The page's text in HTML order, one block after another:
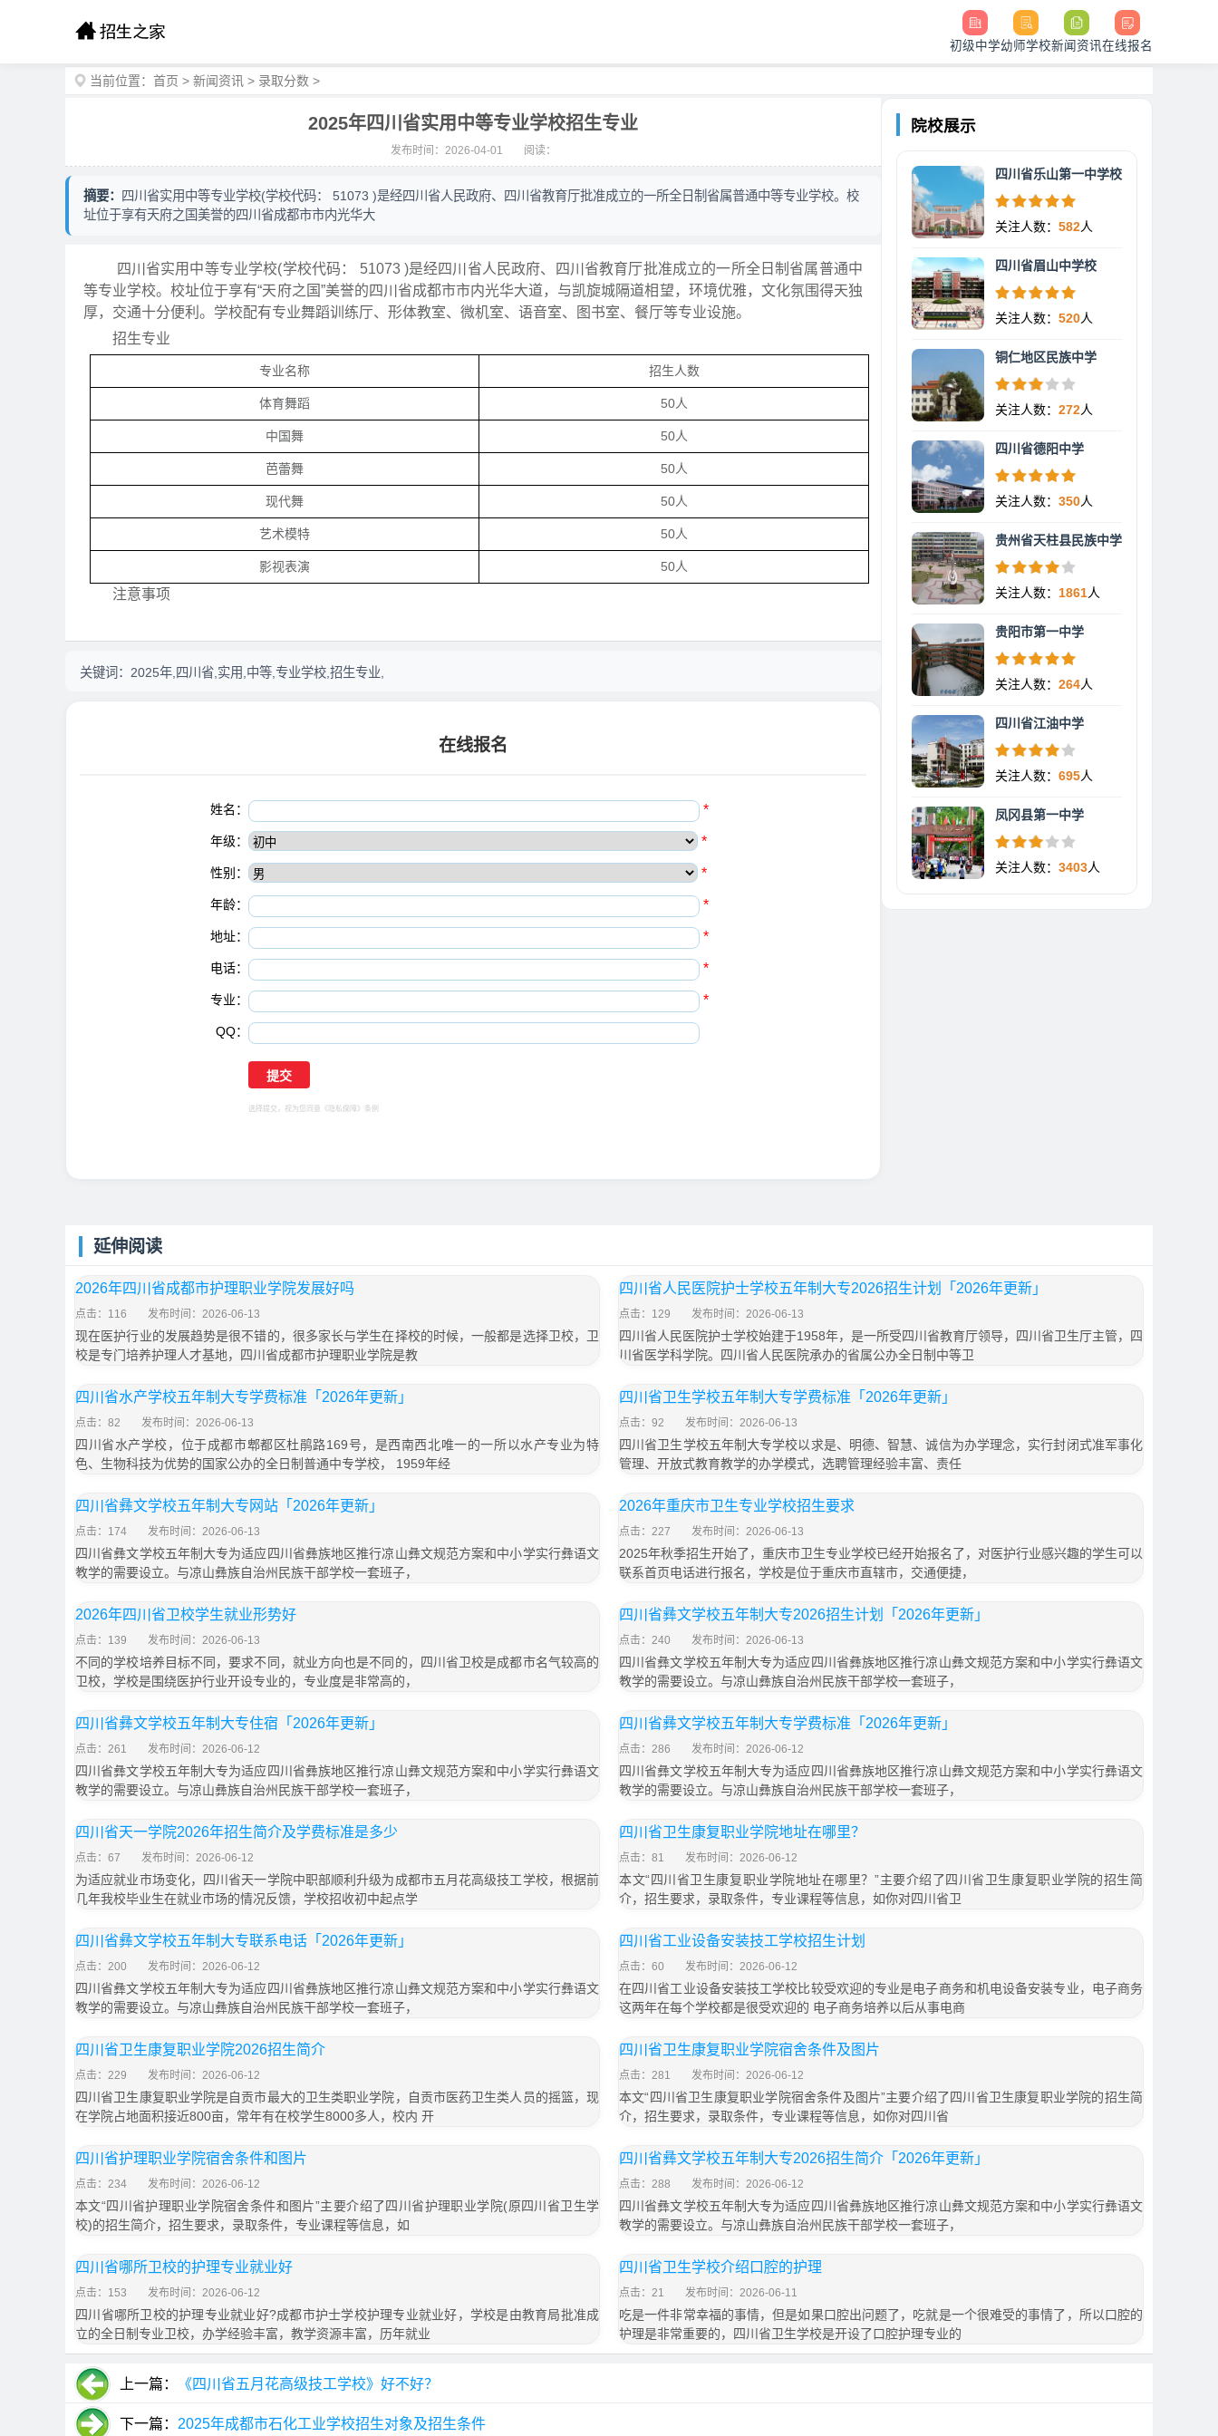
初级中学幼师学校新闻资讯在线报名
当前位置： 首页 > 新闻资讯 > 录取分数 >
2025年四川省实用中等专业学校招生专业
发布时间：2026-04-01 阅读：
摘要：
四川省实用中等专业学校(学校代码： 51073 )是经四川省人民政府、四川省教育厅批准成立的一所全日制省属普通中等专业学校。校
址位于享有天府之国美誉的四川省成都市市内光华大
四川省实用中等专业学校(学校代码： 51073 )是经四川省人民政府、四川省教育厅批准成立的一所全日制省属普通中
等专业学校。校址位于享有“天府之国”美誉的四川省成都市市内光华大道，与凯旋城隔道相望，环境优雅，文化氛围得天独
厚，交通十分便利。学校配有专业舞蹈训练厅、形体教室、微机室、语音室、图书室、餐厅等专业设施。
招生专业
专业名称 招生人数
体育舞蹈 50人
中国舞 50人
芭蕾舞 50人
现代舞 50人
艺术模特 50人
影视表演 50人
注意事项
关键词： 2025年,四川省,实用,中等,专业学校,招生专业,
在线报名
姓名： *
年级： *
性别： *
年龄： *
地址： *
电话： *
专业： *
QQ：
选择提交，视为您同意 《隐私保障》 条例
院校展示
四川省乐山第一中学校
关注人数： 582人
四川省眉山中学校
关注人数： 520人
铜仁地区民族中学
关注人数： 272人
四川省德阳中学
关注人数： 350人
贵州省天柱县民族中学
关注人数： 1861人
贵阳市第一中学
关注人数： 264人
四川省江油中学
关注人数： 695人
凤冈县第一中学
关注人数： 3403人
延伸阅读
2026年四川省成都市护理职业学院发展好吗
点击：116 发布时间：2026-06-13
现在医护行业的发展趋势是很不错的，很多家长与学生在择校的时候，一般都是选择卫校，卫
校是专门培养护理人才基地，四川省成都市护理职业学院是教
四川省人民医院护士学校五年制大专2026招生计划「2026年更新」
点击：129 发布时间：2026-06-13
四川省人民医院护士学校始建于1958年，是一所受四川省教育厅领导，四川省卫生厅主管，四
川省医学科学院。四川省人民医院承办的省属公办全日制中等卫
四川省水产学校五年制大专学费标准「2026年更新」
点击：82 发布时间：2026-06-13
四川省水产学校，位于成都市郫都区杜鹃路169号，是西南西北唯一的一所以水产专业为特
色、生物科技为优势的国家公办的全日制普通中专学校， 1959年经
四川省卫生学校五年制大专学费标准「2026年更新」
点击：92 发布时间：2026-06-13
四川省卫生学校五年制大专学校以求是、明德、智慧、诚信为办学理念，实行封闭式准军事化
管理、开放式教育教学的办学模式，选聘管理经验丰富、责任
四川省彝文学校五年制大专网站「2026年更新」
点击：174 发布时间：2026-06-13
四川省彝文学校五年制大专为适应四川省彝族地区推行凉山彝文规范方案和中小学实行彝语文
教学的需要设立。与凉山彝族自治州民族干部学校一套班子，
2026年重庆市卫生专业学校招生要求
点击：227 发布时间：2026-06-13
2025年秋季招生开始了，重庆市卫生专业学校已经开始报名了，对医护行业感兴趣的学生可以
联系首页电话进行报名，学校是位于重庆市直辖市，交通便捷，
2026年四川省卫校学生就业形势好
点击：139 发布时间：2026-06-13
不同的学校培养目标不同，要求不同，就业方向也是不同的，四川省卫校是成都市名气较高的
卫校，学校是围绕医护行业开设专业的，专业度是非常高的，
四川省彝文学校五年制大专2026招生计划「2026年更新」
点击：240 发布时间：2026-06-13
四川省彝文学校五年制大专为适应四川省彝族地区推行凉山彝文规范方案和中小学实行彝语文
教学的需要设立。与凉山彝族自治州民族干部学校一套班子，
四川省彝文学校五年制大专住宿「2026年更新」
点击：261 发布时间：2026-06-12
四川省彝文学校五年制大专为适应四川省彝族地区推行凉山彝文规范方案和中小学实行彝语文
教学的需要设立。与凉山彝族自治州民族干部学校一套班子，
四川省彝文学校五年制大专学费标准「2026年更新」
点击：286 发布时间：2026-06-12
四川省彝文学校五年制大专为适应四川省彝族地区推行凉山彝文规范方案和中小学实行彝语文
教学的需要设立。与凉山彝族自治州民族干部学校一套班子，
四川省天一学院2026年招生简介及学费标准是多少
点击：67 发布时间：2026-06-12
为适应就业市场变化，四川省天一学院中职部顺利升级为成都市五月花高级技工学校，根据前
几年我校毕业生在就业市场的情况反馈，学校招收初中起点学
四川省卫生康复职业学院地址在哪里？
点击：81 发布时间：2026-06-12
本文“四川省卫生康复职业学院地址在哪里？”主要介绍了四川省卫生康复职业学院的招生简
介，招生要求，录取条件，专业课程等信息，如你对四川省卫
四川省彝文学校五年制大专联系电话「2026年更新」
点击：200 发布时间：2026-06-12
四川省彝文学校五年制大专为适应四川省彝族地区推行凉山彝文规范方案和中小学实行彝语文
教学的需要设立。与凉山彝族自治州民族干部学校一套班子，
四川省工业设备安装技工学校招生计划
点击：60 发布时间：2026-06-12
在四川省工业设备安装技工学校比较受欢迎的专业是电子商务和机电设备安装专业，电子商务
这两年在每个学校都是很受欢迎的 电子商务培养以后从事电商
四川省卫生康复职业学院2026招生简介
点击：229 发布时间：2026-06-12
四川省卫生康复职业学院是自贡市最大的卫生类职业学院，自贡市医药卫生类人员的摇篮，现
在学院占地面积接近800亩，常年有在校学生8000多人，校内 开
四川省卫生康复职业学院宿舍条件及图片
点击：281 发布时间：2026-06-12
本文“四川省卫生康复职业学院宿舍条件及图片”主要介绍了四川省卫生康复职业学院的招生简
介，招生要求，录取条件，专业课程等信息，如你对四川省
四川省护理职业学院宿舍条件和图片
点击：234 发布时间：2026-06-12
本文“四川省护理职业学院宿舍条件和图片”主要介绍了四川省护理职业学院(原四川省卫生学
校)的招生简介，招生要求，录取条件，专业课程等信息，如
四川省彝文学校五年制大专2026招生简介「2026年更新」
点击：288 发布时间：2026-06-12
四川省彝文学校五年制大专为适应四川省彝族地区推行凉山彝文规范方案和中小学实行彝语文
教学的需要设立。与凉山彝族自治州民族干部学校一套班子，
四川省哪所卫校的护理专业就业好
点击：153 发布时间：2026-06-12
四川省哪所卫校的护理专业就业好?成都市护士学校护理专业就业好，学校是由教育局批准成
立的全日制专业卫校，办学经验丰富，教学资源丰富，历年就业
四川省卫生学校介绍口腔的护理
点击：21 发布时间：2026-06-11
吃是一件非常幸福的事情，但是如果口腔出问题了，吃就是一个很难受的事情了，所以口腔的
护理是非常重要的，四川省卫生学校是开设了口腔护理专业的
上一篇： 《四川省五月花高级技工学校》好不好？
下一篇： 2025年成都市石化工业学校招生对象及招生条件